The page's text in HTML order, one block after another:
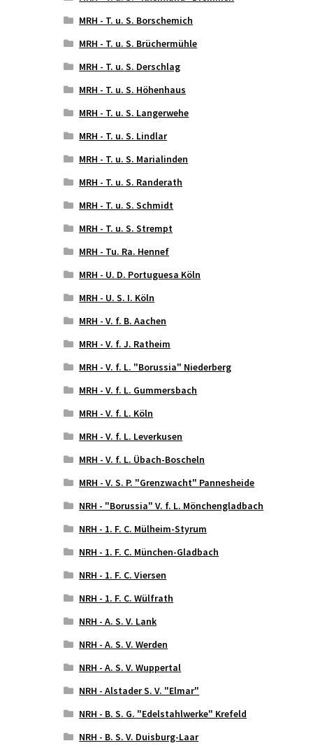
MRH - T. u. S. Borschemich
MRH - T. u. S. Brüchermühle
MRH - T. u. S. Derschlag
MRH - T. u. S. Höhenhaus
MRH - T. u. S. Langerwehe
MRH - T. u. S. Lindlar
MRH - T. u. S. Marialinden
MRH - T. u. S. Randerath
MRH - T. u. S. Schmidt
MRH - T. u. S. Strempt
MRH - Tu. Ra. Hennef
MRH - U. D. Portuguesa Köln
MRH - U. S. I. Köln
MRH - V. f. B. Aachen
MRH - V. f. J. Ratheim
MRH - V. f. L. "Borussia" Niederberg
MRH - V. f. L. Gummersbach
MRH - V. f. L. Köln
MRH - V. f. L. Leverkusen
MRH - V. f. L. Übach-Boscheln
MRH - V. S. P. "Grenzwacht" Pannesheide
NRH - "Borussia" V. f. L. Mönchengladbach
NRH - 1. F. C. Mülheim-Styrum
NRH - 1. F. C. München-Gladbach
NRH - 1. F. C. Viersen
NRH - 1. F. C. Wülfrath
NRH - A. S. V. Lank
NRH - A. S. V. Werden
NRH - A. S. V. Wuppertal
NRH - Alstader S. V. "Elmar"
NRH - B. S. G. "Edelstahlwerke" Krefeld
NRH - B. S. V. Duisburg-Laar